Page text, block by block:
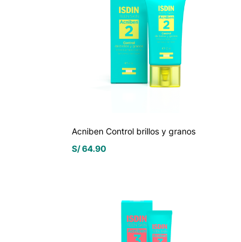
Acniben Control brillos y granos
S/64.90